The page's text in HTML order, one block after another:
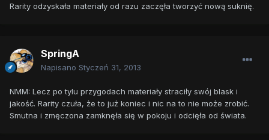
Rarity odzyskała materiały od razu zaczęła tworzyć nową suknię.
SpringA
Napisano Styczeń 31, 2013
NMM: Lecz po tylu przygodach materiały straciły swój blask i
jakość. Rarity czuła, że to już koniec i nic na to nie może zrobić.
Smutna i zmęczona zamknęła się w pokoju i odcięła od świata.